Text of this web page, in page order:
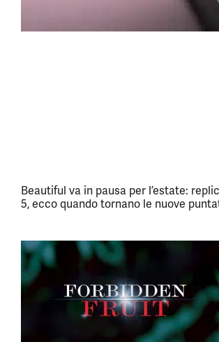
Beautiful va in pausa per l’estate:
5, ecco quando tornano le nuove